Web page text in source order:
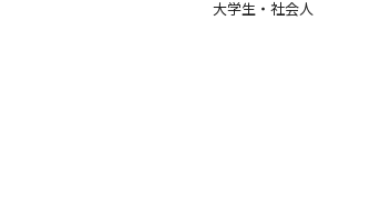
大学生・社会人